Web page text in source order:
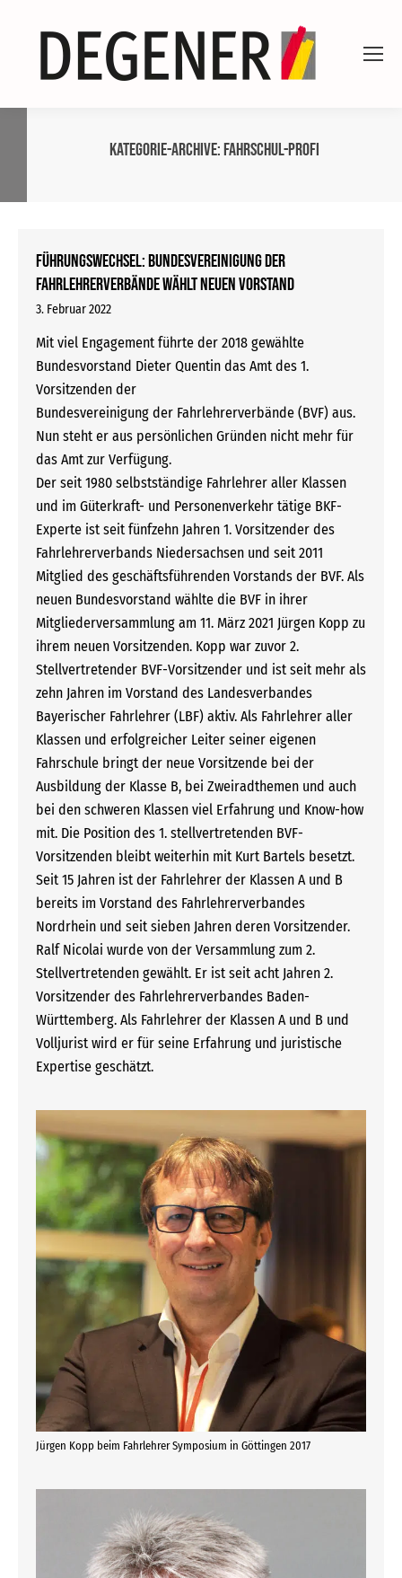
Kategorie-Archive:Fahrschul-Profi
Führungswechsel: Bundesvereinigung der
Fahrlehrerverbände wählt neuen Vorstand
3. Februar 2022
Mit viel Engagement führte der 2018 gewählte
Bundesvorstand Dieter Quentin das Amt des 1.
Vorsitzenden der
Bundesvereinigung der Fahrlehrerverbände (BVF) aus.
Nun steht er aus persönlichen Gründen nicht mehr für
das Amt zur Verfügung.
Der seit 1980 selbstständige Fahrlehrer aller Klassen
und im Güterkraft- und Personenverkehr tätige BKF-
Experte ist seit fünfzehn Jahren 1. Vorsitzender des
Fahrlehrerverbands Niedersachsen und seit 2011
Mitglied des geschäftsführenden Vorstands der BVF. Als
neuen Bundesvorstand wählte die BVF in ihrer
Mitgliederversammlung am 11. März 2021 Jürgen Kopp zu
ihrem neuen Vorsitzenden. Kopp war zuvor 2.
Stellvertretender BVF-Vorsitzender und ist seit mehr als
zehn Jahren im Vorstand des Landesverbandes
Bayerischer Fahrlehrer (LBF) aktiv. Als Fahrlehrer aller
Klassen und erfolgreicher Leiter seiner eigenen
Fahrschule bringt der neue Vorsitzende bei der
Ausbildung der Klasse B, bei Zweiradthemen und auch
bei den schweren Klassen viel Erfahrung und Know-how
mit. Die Position des 1. stellvertretenden BVF-
Vorsitzenden bleibt weiterhin mit Kurt Bartels besetzt.
Seit 15 Jahren ist der Fahrlehrer der Klassen A und B
bereits im Vorstand des Fahrlehrerverbandes
Nordrhein und seit sieben Jahren deren Vorsitzender.
Ralf Nicolai wurde von der Versammlung zum 2.
Stellvertretenden gewählt. Er ist seit acht Jahren 2.
Vorsitzender des Fahrlehrerverbandes Baden-
Württemberg. Als Fahrlehrer der Klassen A und B und
Volljurist wird er für seine Erfahrung und juristische
Expertise geschätzt.
Jürgen Kopp beim Fahrlehrer Symposium in Göttingen 2017